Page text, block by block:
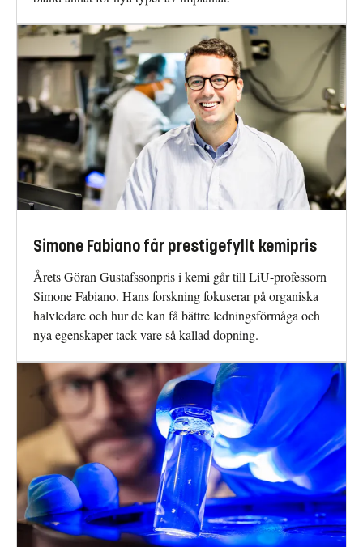
Simone Fabiano får prestigefyllt kemipris
Årets Göran Gustafssonpris i kemi går till LiU-professorn
Simone Fabiano. Hans forskning fokuserar på organiska
halvledare och hur de kan få bättre ledningsförmåga och
nya egenskaper tack vare så kallad dopning.